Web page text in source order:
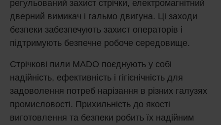
регульований захист стрічки, електромагнітний
дверний вимикач і гальмо двигуна. Ці заходи
безпеки забезпечують захист операторів і
підтримують безпечне робоче середовище.
Стрічкові пили MADO поєднують у собі
надійність, ефективність і гігієнічність для
задоволення потреб нарізання в різних галузях
промисловості. Прихильність до якості
виготовлення та безпеки робить їх надійним